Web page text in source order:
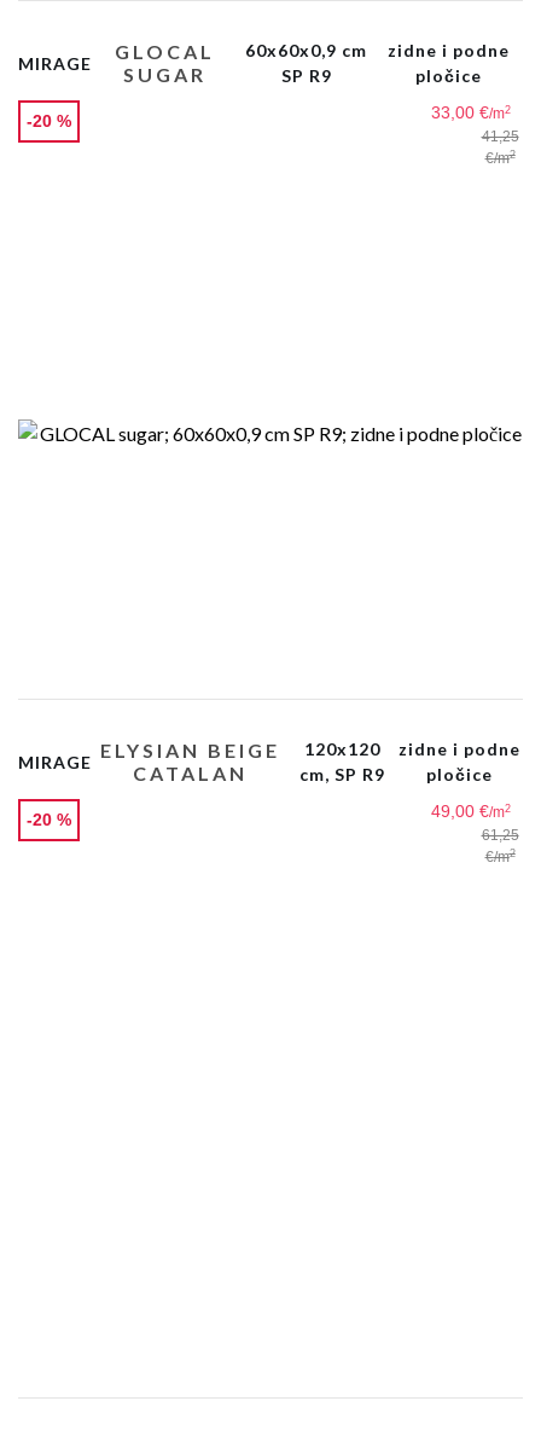
MIRAGE
GLOCAL
SUGAR
60x60x0,9 cm
SP R9
zidne i podne
pločice
-20 % 33,00 €/m2
41,25
€/m2
MIRAGE ELYSIAN BEIGE
CATALAN
120x120
cm, SP R9
zidne i podne
pločice
-20 % 49,00 €/m2
61,25
€/m2